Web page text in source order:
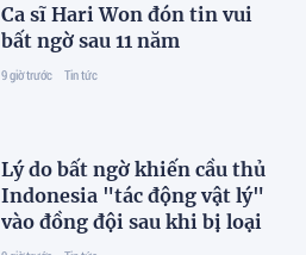
Ca sĩ Hari Won đón tin vui
bất ngờ sau 11 năm
9 giờ trước Tin tức
Lý do bất ngờ khiến cầu thủ
Indonesia "tác động vật lý"
vào đồng đội sau khi bị loại